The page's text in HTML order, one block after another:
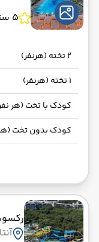
5 ستاره
2 تخته (هرنفر)
1 تخته (هرنفر)
کودک با تخت (هر
کودک بدون تخت